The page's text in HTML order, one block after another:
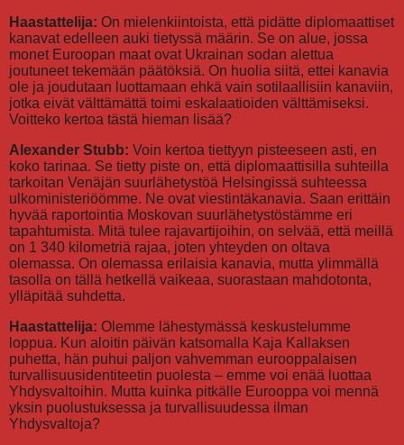
Haastattelija: On mielenkiintoista, että pidätte diplomaattiset
kanavat edelleen auki tietyssä määrin. Se on alue, jossa
monet Euroopan maat ovat Ukrainan sodan alettua
joutuneet tekemään päätöksiä. On huolia siitä, ettei kanavia
ole ja joudutaan luottamaan ehkä vain sotilaallisiin kanaviin,
jotka eivät välttämättä toimi eskalaatioiden välttämiseksi.
Voitteko kertoa tästä hieman lisää?
Alexander Stubb: Voin kertoa tiettyyn pisteeseen asti, en
koko tarinaa. Se tietty piste on, että diplomaattisilla suhteilla
tarkoitan Venäjän suurlähetystöä Helsingissä suhteessa
ulkoministeriöömme. Ne ovat viestintäkanavia. Saan erittäin
hyvää raportointia Moskovan suurlähetystöstämme eri
tapahtumista. Mitä tulee rajavartijoihin, on selvää, että meillä
on 1 340 kilometriä rajaa, joten yhteyden on oltava
olemassa. On olemassa erilaisia kanavia, mutta ylimmällä
tasolla on tällä hetkellä vaikeaa, suorastaan mahdotonta,
ylläpitää suhdetta.
Haastattelija: Olemme lähestymässä keskustelumme
loppua. Kun aloitin päivän katsomalla Kaja Kallaksen
puhetta, hän puhui paljon vahvemman eurooppalaisen
turvallisuusidentiteetin puolesta – emme voi enää luottaa
Yhdysvaltoihin. Mutta kuinka pitkälle Eurooppa voi mennä
yksin puolustuksessa ja turvallisuudessa ilman
Yhdysvaltoja?